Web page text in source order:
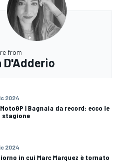
from
D'Adderio
2024
| Bagnaia da record: ecco le
stagione
2024
in cui Marc Marquez è tornato